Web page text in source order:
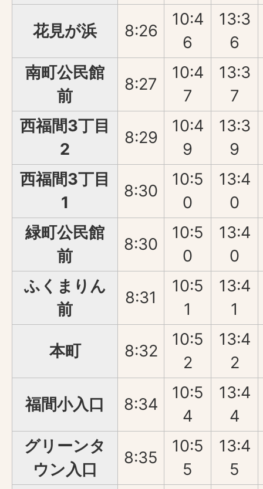
花見が浜 8:26
10:4
6
13:3
6
南町公民館
前
8:27
10:4
7
13:3
7
西福間3丁目
2
8:29
10:4
9
13:3
9
西福間3丁目
1
8:30
10:5
0
13:4
0
緑町公民館
前
8:30
10:5
0
13:4
0
ふくまりん
前
8:31
10:5
1
13:4
1
本町 8:32
10:5
2
13:4
2
福間小入口 8:34
10:5
4
13:4
4
グリーンタ
ウン入口
8:35
10:5
5
13:4
5